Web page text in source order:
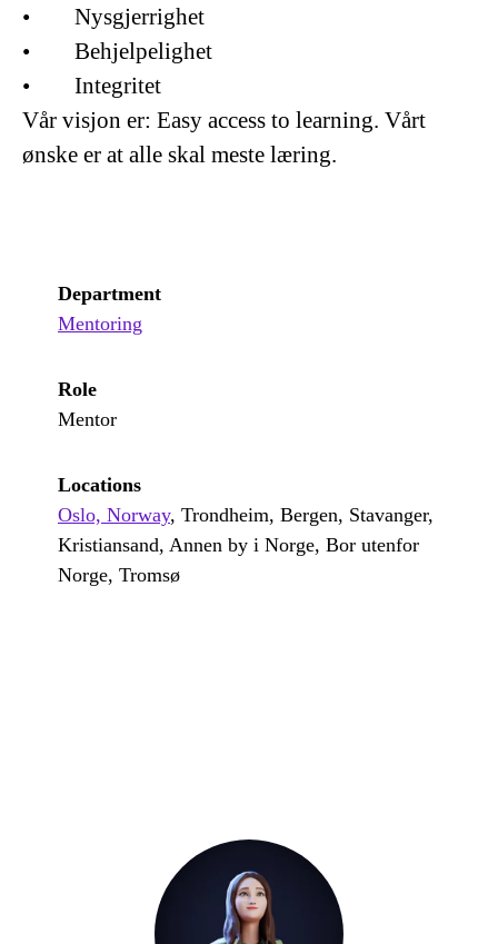
• Nysgjerrighet
• Behjelpelighet
• Integritet
Vår visjon er: Easy access to learning. Vårt
ønske er at alle skal meste læring.
Department
Mentoring
Role
Mentor
Locations
Oslo, Norway, Trondheim, Bergen, Stavanger,
Kristiansand, Annen by i Norge, Bor utenfor
Norge, Tromsø